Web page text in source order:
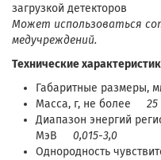
загрузкой детекторов
Может использоваться
медучреждений.
Технические
Габаритные
Масса, г, не более 25
Диапазон энергий
МэВ 0,015-3,0
Однородность